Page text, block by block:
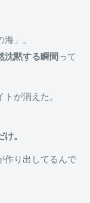
」。
沈黙する瞬間って
が消えた。
。
作り出してるんで